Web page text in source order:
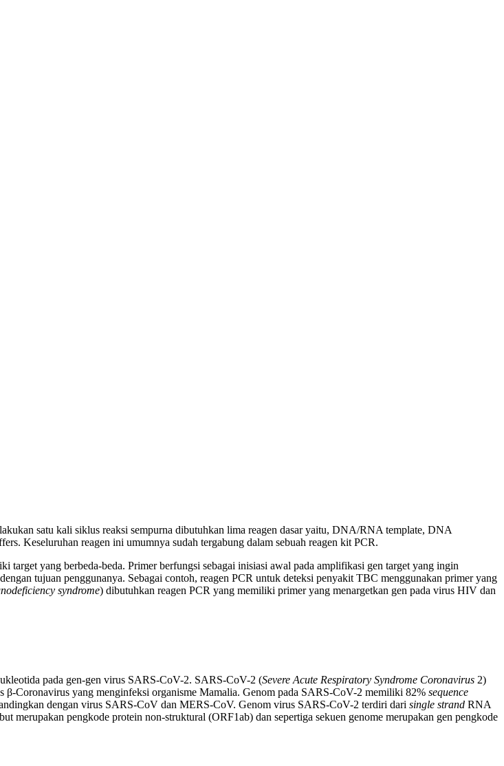
satu kali siklus reaksi sempurna dibutuhkan lima reagen dasar yaitu, DNA/RNA template, DNA
Keseluruhan reagen ini umumnya sudah tergabung dalam sebuah reagen kit PCR.
yang berbeda-beda. Primer berfungsi sebagai inisiasi awal pada amplifikasi gen target yang ingin
tujuan penggunanya. Sebagai contoh, reagen PCR untuk deteksi penyakit TBC menggunakan primer yang
syndrome) dibutuhkan reagen PCR yang memiliki primer yang menargetkan gen pada virus HIV dan
pada gen-gen virus SARS-CoV-2. SARS-CoV-2 (Severe Acute Respiratory Syndrome Coronavirus 2)
Coronavirus yang menginfeksi organisme Mamalia. Genom pada SARS-CoV-2 memiliki 82% sequence
dengan virus SARS-CoV dan MERS-CoV. Genom virus SARS-CoV-2 terdiri dari single strand RNA
merupakan pengkode protein non-struktural (ORF1ab) dan sepertiga sekuen genome merupakan gen pengkode